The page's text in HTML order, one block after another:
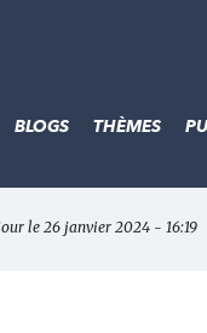
BLOGS THÈMES
le 26 janvier 2024 - 16:19